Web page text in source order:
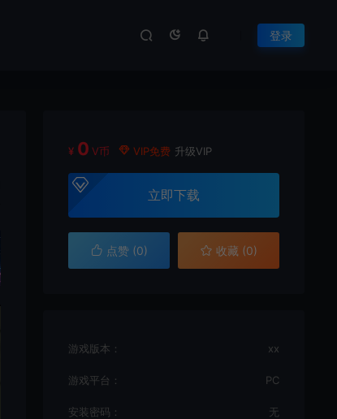
登录
¥ 0 V币 VIP免费 升级VIP
立即下载
点赞 (0) 收藏 (0)
游戏版本： xx
游戏平台： PC
安装密码： 无